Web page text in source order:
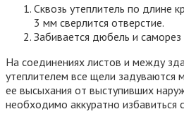
Сквозь утеплитель по длине
3 мм сверлится отверстие.
Забивается дюбель и саморез
На соединениях листов и между
утеплителем все щели задуваются
ее высыхания от выступивших
необходимо аккуратно